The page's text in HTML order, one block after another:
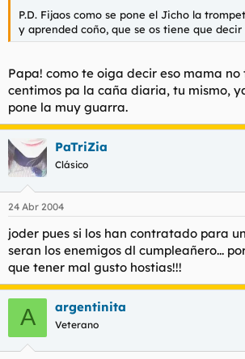
P.D. Fijaos como se pone el Jicho la
y aprended coño, que se os tiene que decir
Papa! como te oiga decir eso mama
centimos pa la caña diaria, tu mismo,
pone la muy guarra.
PaTriZia
Clásico
24 Abr 2004
joder pues si los han contratado para
seran los enemigos dl cumpleañero...
que tener mal gusto hostias!!!
A argentinita
Veterano